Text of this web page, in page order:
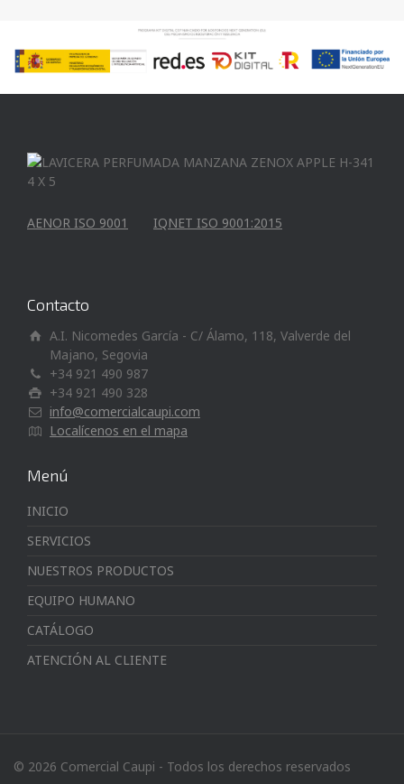
AENOR ISO 9001 IQNET ISO 9001:2015
Contacto
A.I. Nicomedes García - C/ Álamo, 118, Valverde del
Majano, Segovia
+34 921 490 987
+34 921 490 328
info@comercialcaupi.com
Localícenos en el mapa
Menú
INICIO
SERVICIOS
NUESTROS PRODUCTOS
EQUIPO HUMANO
CATÁLOGO
ATENCIÓN AL CLIENTE
© 2026 Comercial Caupi - Todos los derechos reservados